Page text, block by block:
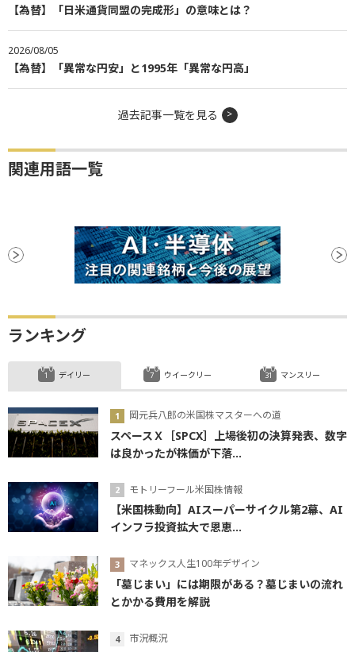
【為替】「日米通貨同盟の完成形」の意味とは？
2026/08/05
【為替】「異常な円安」と1995年「異常な円高」
過去記事一覧を見る
関連用語一覧
ランキング
デイリー
岡元兵八郎の米国株マスターへの道
スペースＸ［SPCX］上場後初の決算発表、数字
は良かったが株価が下落...
モトリーフール米国株情報
【米国株動向】AIスーパーサイクル第2幕、AI
インフラ投資拡大で恩恵...
マネックス人生100年デザイン
「墓じまい」には期限がある？墓じまいの流れ
とかかる費用を解説
市況概況
ウイークリー マンスリー